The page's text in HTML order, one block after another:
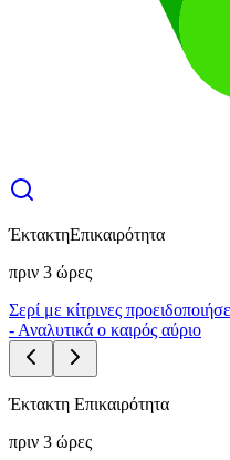
ΈκτακτηΕπικαιρότητα
πριν 3 ώρες
Σερί με κίτρινες
- Αναλυτικά ο καιρός αύριο
Έκτακτη Επικαιρότητα
πριν 3 ώρες